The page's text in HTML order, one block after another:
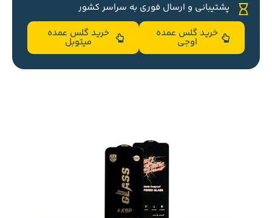
پشتیبانی و ارسال فوری به سراسر کشور
خرید گلس عمده
اوجی
خرید گلس عمده
میتوبل